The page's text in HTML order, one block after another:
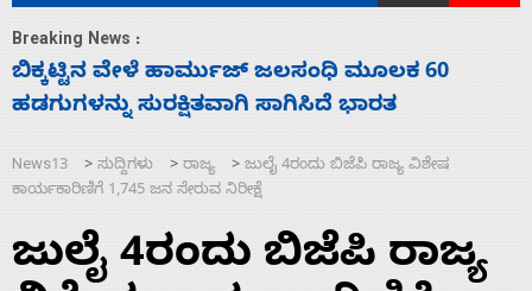
Breaking News :
ನಾಗೇಂದ್ರ ರಾಜೀನಾಮೆ ಕೊಡದಿದ್ದರೆ ಸದನ ನಡೆಸಲು
ಬಿಡೆವು: ಛಲವಾದಿ ನಾರಾಯಣಸ್ವಾಮಿ
News13 > ಸುದ್ದಿಗಳು > ರಾಜ್ಯ > ಜುಲೈ 4ರಂದು ಬಿಜೆಪಿ ರಾಜ್ಯ ವಿಶೇಷ
ಕಾರ್ಯಕಾರಿಣಿಗೆ 1,745 ಜನ ಸೇರುವ ನಿರೀಕ್ಷೆ
ಜುಲೈ 4ರಂದು ಬಿಜೆಪಿ ರಾಜ್ಯ